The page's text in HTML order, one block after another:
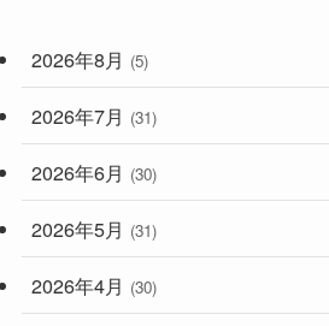
(248)
2026年8月 (5)
2026年7月 (31)
2026年6月 (30)
2026年5月 (31)
2026年4月 (30)